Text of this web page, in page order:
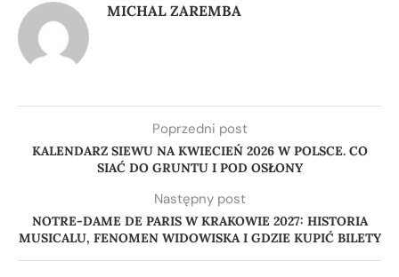
MICHAL ZAREMBA
Poprzedni post
KALENDARZ SIEWU NA KWIECIEŃ 2026 W POLSCE. CO
SIAĆ DO GRUNTU I POD OSŁONY
Następny post
NOTRE-DAME DE PARIS W KRAKOWIE 2027: HISTORIA
MUSICALU, FENOMEN WIDOWISKA I GDZIE KUPIĆ BILETY